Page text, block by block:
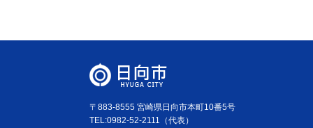
〒883-8555 宮崎県日向市本町10番5号
TEL:0982-52-2111（代表）